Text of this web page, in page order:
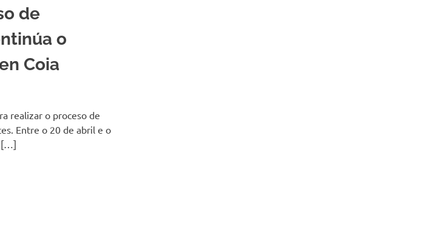
de
o
Coia
realizar o proceso de
Entre o 20 de abril e o